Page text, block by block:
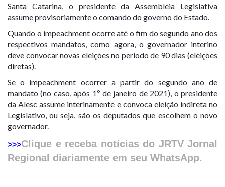
Santa Catarina, o presidente da Assembleia Legislativa
assume provisoriamente o comando do governo do Estado.
Quando o impeachment ocorre até o fim do segundo ano dos
respectivos mandatos, como agora, o governador interino
deve convocar novas eleições no período de 90 dias (eleições
diretas).
Se o impeachment ocorrer a partir do segundo ano de
mandato (no caso, após 1º de janeiro de 2021), o presidente
da Alesc assume interinamente e convoca eleição indireta no
Legislativo, ou seja, são os deputados que escolhem o novo
governador.
>>>Clique e receba notícias do JRTV Jornal
Regional diariamente em seu WhatsApp.